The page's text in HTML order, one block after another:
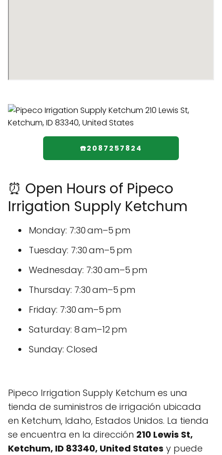
☎️2087257824
⏰ Open Hours of Pipeco
Irrigation Supply Ketchum
Monday: 7:30 am–5 pm
Tuesday: 7:30 am–5 pm
Wednesday: 7:30 am–5 pm
Thursday: 7:30 am–5 pm
Friday: 7:30 am–5 pm
Saturday: 8 am–12 pm
Sunday: Closed
Pipeco Irrigation Supply Ketchum es una
tienda de suministros de irrigación ubicada
en Ketchum, Idaho, Estados Unidos. La tienda
se encuentra en la dirección 210 Lewis St,
Ketchum, ID 83340, United States y puede